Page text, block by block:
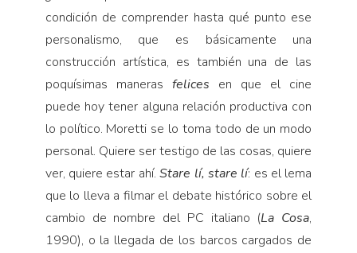
condición de comprender hasta qué punto ese
personalismo, que es básicamente una
construcción artística, es también una de las
poquísimas maneras felices en que el cine
puede hoy tener alguna relación productiva con
lo político. Moretti se lo toma todo de un modo
personal. Quiere ser testigo de las cosas, quiere
ver, quiere estar ahí.Stare lí, stare lí: es el lema
que lo lleva a filmar el debate histórico sobre el
cambio de nombre del PC italiano (La Cosa,
1990), o la llegada de los barcos cargados de